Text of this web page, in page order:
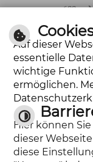
68809
Tel.:
Fax:
Auf dieser
essentielle
wichtige
ermöglichen.
Hier können
dieser
diese